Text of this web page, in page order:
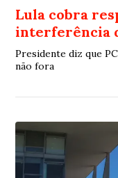
Lula cobra
interferência
Presidente diz que
não fora